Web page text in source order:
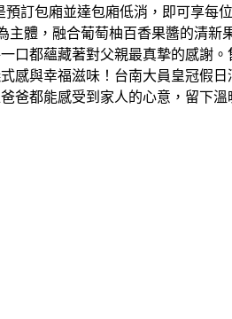
訂包廂並達包廂低消，即可享每
體，融合葡萄柚百香果醬的清
都蘊藏著對父親最真摯的感謝
與幸福滋味！台南大員皇冠假
爸都能感受到家人的心意，留下溫